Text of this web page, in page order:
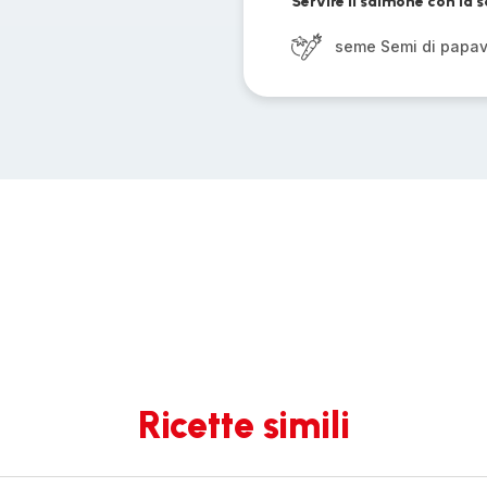
seme Semi di
Ricette simili